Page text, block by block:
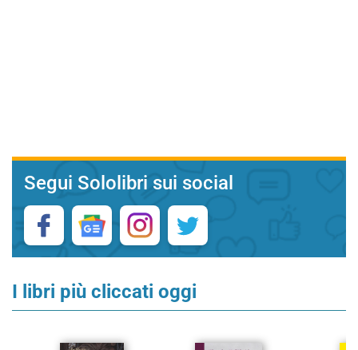
Segui Sololibri sui social
I libri più cliccati oggi